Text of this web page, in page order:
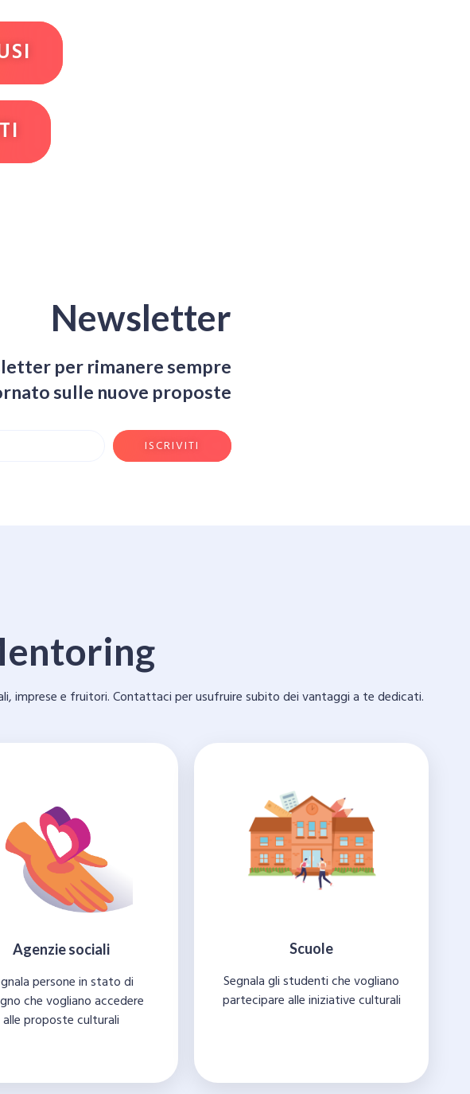
Newsletter
per rimanere sempre
sulle nuove proposte
ISCRIVITI
imprese e fruitori. Contattaci per usufruire subito dei vantaggi a te dedicati.
Agenzie sociali
persone in stato di
che vogliano accedere
alle proposte culturali
Scuole
Segnala gli studenti che vogliano
partecipare alle iniziative culturali